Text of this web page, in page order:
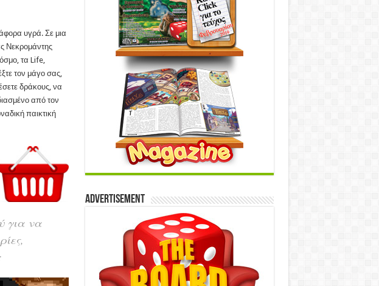
υγρά. Σε μια
Νεκρομάντης
τα Life,
τον μάγο σας,
δράκους, να
από τον
παικτική
για να
Advertisement